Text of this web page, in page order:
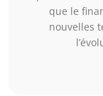
que le
nouvelles